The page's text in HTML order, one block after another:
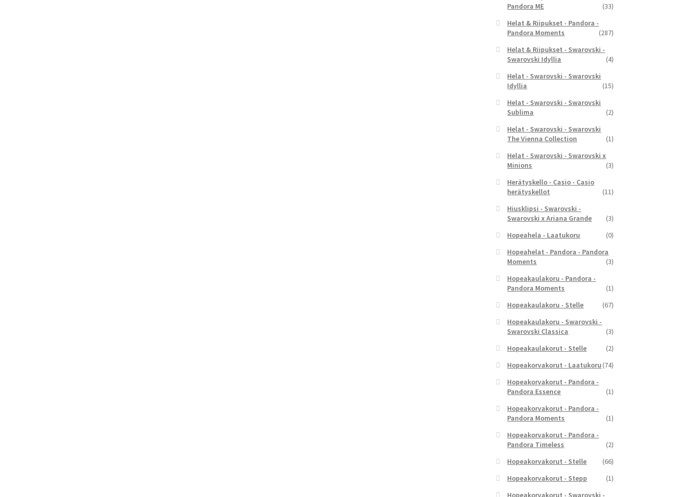
Pandora ME
(33)
Helat & Riipukset - Pandora -
Pandora Moments
(287)
Helat & Riipukset - Swarovski -
Swarovski Idyllia
(4)
Helat - Swarovski - Swarovski
Idyllia
(15)
Helat - Swarovski - Swarovski
Sublima
(2)
Helat - Swarovski - Swarovski
The Vienna Collection
(1)
Helat - Swarovski - Swarovski x
Minions
(3)
Herätyskello - Casio - Casio
herätyskellot
(11)
Hiusklipsi - Swarovski -
Swarovski x Ariana Grande
(3)
Hopeahela - Laatukoru
(0)
Hopeahelat - Pandora - Pandora
Moments
(3)
Hopeakaulakoru - Pandora -
Pandora Moments
(1)
Hopeakaulakoru - Stelle
(67)
Hopeakaulakoru - Swarovski -
Swarovski Classica
(3)
Hopeakaulakorut - Stelle
(2)
Hopeakorvakorut - Laatukoru (74)
Hopeakorvakorut - Pandora -
Pandora Essence
(1)
Hopeakorvakorut - Pandora -
Pandora Moments
(1)
Hopeakorvakorut - Pandora -
Pandora Timeless
(2)
Hopeakorvakorut - Stelle
(66)
Hopeakorvakorut - Stepp
(1)
Hopeakorvakorut - Swarovski -